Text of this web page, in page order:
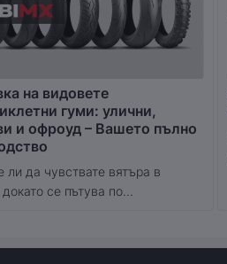
на видовете
гуми: улични,
и офроуд – Вашето пълно
ли да чувствате вятъра в
се пътува по...